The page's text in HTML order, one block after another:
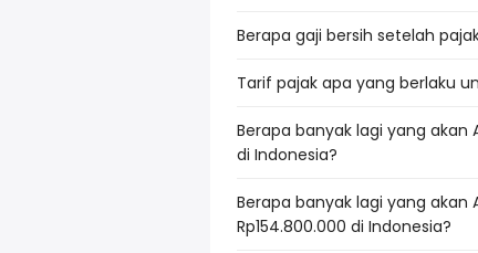
Berapa gaji bersih setelah
Tarif pajak apa yang berlaku
Berapa banyak lagi yang akan
di Indonesia?
Berapa banyak lagi yang akan
Rp154.800.000 di Indonesia?